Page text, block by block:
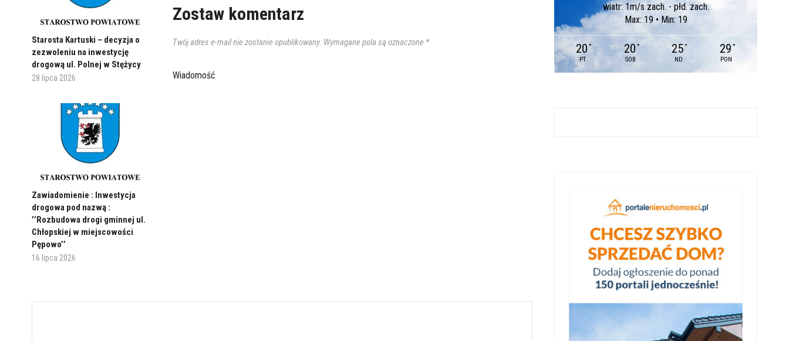
Starosta Kartuski – decyzja o
zezwoleniu na inwestycję
drogową ul. Polnej w Stężycy
28 lipca 2026
Zawiadomienie : Inwestycja
drogowa pod nazwą :
’’Rozbudowa drogi gminnej ul.
Chłopskiej w miejscowości
Pępowo’’
16 lipca 2026
Zostaw komentarz
Twój adres e-mail nie zostanie opublikowany. Wymagane pola są oznaczone *
Wiadomość
wiatr: 1m/s zach. - płd. zach.
Max: 19 • Min: 19
20 °
PT
20 °
SOB
25 °
ND
29 °
PON